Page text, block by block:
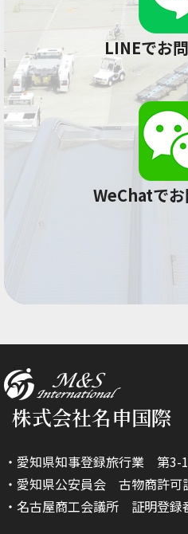
LINEでお
WeChatで
株式会社名申国際
・愛知県知事登録旅行業 第3-
・愛知県公安員会 古物商許可
・名古屋商工会議所 証明登録